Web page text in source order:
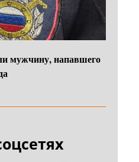
мужчину, напавшего